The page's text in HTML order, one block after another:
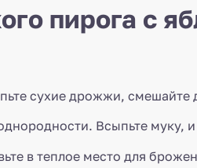
пирога с
сухие дрожжи, смешайте
Всыпьте муку, и
в теплое место для